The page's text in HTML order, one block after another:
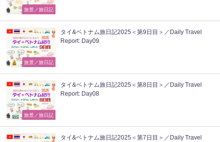
旅景／旅日記
旅景／旅日記
タイ&ベトナム旅日記2025＜第9日目＞／Daily Travel
Report: Day09
旅景／旅日記
タイ&ベトナム旅日記2025＜第8日目＞／Daily Travel
Report: Day08
タイ&ベトナム旅日記2025＜第7日目＞／Daily Travel